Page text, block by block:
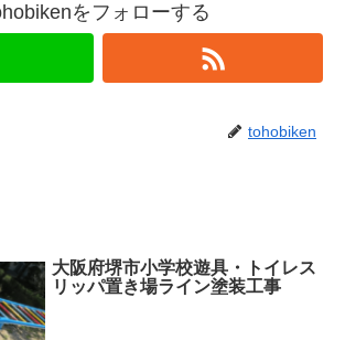
をフォローする
tohobiken
大阪府堺市小学校遊具・トイレス
リッパ置き場ライン塗装工事